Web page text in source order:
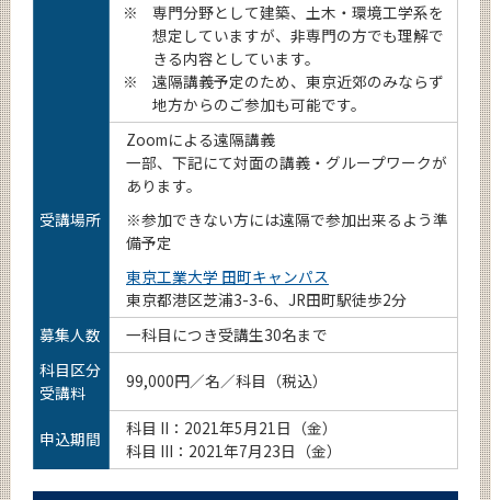
※
専門分野として建築、土木・環境工学系を
想定していますが、非専門の方でも理解で
きる内容としています。
※
遠隔講義予定のため、東京近郊のみならず
地方からのご参加も可能です。
受講場所
Zoomによる遠隔講義
一部、下記にて対面の講義・グループワークが
あります。
※参加できない方には遠隔で参加出来るよう準
備予定
東京工業大学 田町キャンパス
東京都港区芝浦3-3-6、JR田町駅徒歩2分
募集人数
一科目につき受講生30名まで
科目区分
受講料
99,000円／名／科目（税込）
申込期間 科目 II ：2021年5月21日（金）
科目 III ：2021年7月23日（金）
CLOSE